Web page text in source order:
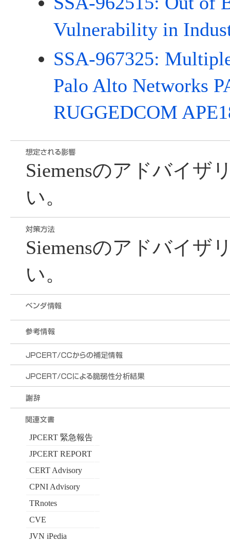
Vulnerability in
SSA-967325:
Palo Alto Networks
RUGGEDCOM
Siemensのアドバイザ
い。
Siemensのアドバイザ
い。
JPCERT 緊急報告
JPCERT REPORT
CERT Advisory
CPNI Advisory
TRnotes
CVE
JVN iPedia